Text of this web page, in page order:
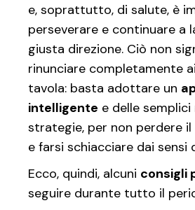
e, soprattutto, di salute, è
perseverare e continuare a
giusta direzione. Ciò non
rinunciare completamente
tavola: basta adottare un
intelligente e delle semplici
strategie, per non perdere
e farsi schiacciare dai sensi
Ecco, quindi, alcuni consigli
seguire durante tutto il